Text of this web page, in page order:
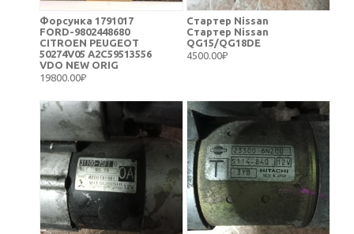
Форсунка 1791017
FORD-9802448680
CITROEN PEUGEOT
50274V05 A2C59513556
VDO NEW ORIG
19800.00₽
Стартер Nissan
Стартер Nissan
QG15/QG18DE
4500.00₽